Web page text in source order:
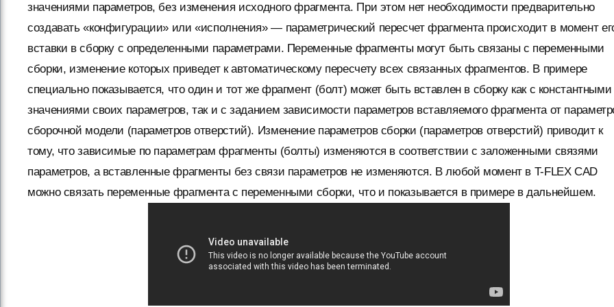
значениями параметров, без изменения исходного фрагмента. При этом нет необходимости предварительно
создавать «конфигурации» или «исполнения» — параметрический пересчет фрагмента происходит в момент
вставки в сборку с определенными параметрами. Переменные фрагменты могут быть связаны с переменными
сборки, изменение которых приведет к автоматическому пересчету всех связанных фрагментов. В примере
специально показывается, что один и тот же фрагмент (болт) может быть вставлен в сборку как с константными
значениями своих параметров, так и с заданием зависимости параметров вставляемого фрагмента от
сборочной модели (параметров отверстий). Изменение параметров сборки (параметров отверстий) приводит к
тому, что зависимые по параметрам фрагменты (болты) изменяются в соответствии с заложенными связями
параметров, а вставленные фрагменты без связи параметров не изменяются. В любой момент в T-FLEX CAD
можно связать переменные фрагмента с переменными сборки, что и показывается в примере в дальнейшем.